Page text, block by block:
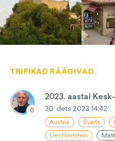
TRIPIKAD RÄÄGIVAD
0
2023. aastal
30. dets 2023 14:42
Austria Šveits
Liechtenstein